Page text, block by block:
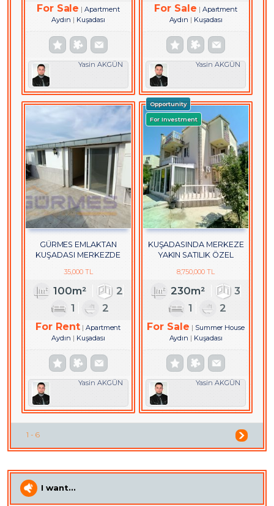
For Sale
Apartment
Aydın
Kuşadası
Yasin AKGÜN
For Sale
Apartment
Aydın
Kuşadası
Yasin AKGÜN
GÜRMES EMLAKTAN
KUŞADASI MERKEZDE
DAİRE
35,000 TL
100m²
2
1
2
For Rent
Apartment
Aydın
Kuşadası
Yasin AKGÜN
Opportunity
For Investment
KUŞADASINDA MERKEZE
YAKIN SATILIK ÖZEL
8,750,000 TL
230m²
3
1
2
For Sale
Summer House
Aydın
Kuşadası
Yasin AKGÜN
1 - 6
I want...